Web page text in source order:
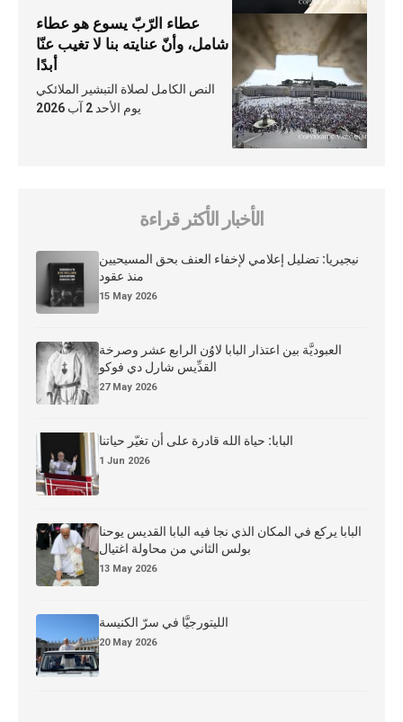
عطاء الرّبّ يسوع هو عطاء
شامل، وأنّ عنايته بنا لا تغيب عنّا
أبدًا
النص الكامل لصلاة التبشير الملائكي
يوم الأحد 2 آب 2026
الأخبار الأكثر قراءة
نيجيريا: تضليل إعلامي لإخفاء العنف بحق المسيحيين
منذ عقود
15 May 2026
العبوديَّة بين اعتذار البابا لاوُن الرابع عشر وصرخة
القدِّيس شارل دي فوكو
27 May 2026
البابا: حياة الله قادرة على أن تغيّر حياتنا
1 Jun 2026
البابا يركع في المكان الذي نجا فيه البابا القديس يوحنا
بولس الثاني من محاولة اغتيال
13 May 2026
الليتورجيَّا في سرّ الكنيسة
20 May 2026